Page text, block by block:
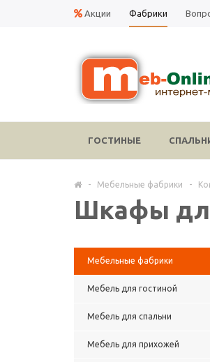
Акции Фабрики
ГОСТИНЫЕ
- Мебельные фабрики -
Шкафы
Мебельные фабрики
Мебель для гостиной
Мебель для спальни
Мебель для прихожей